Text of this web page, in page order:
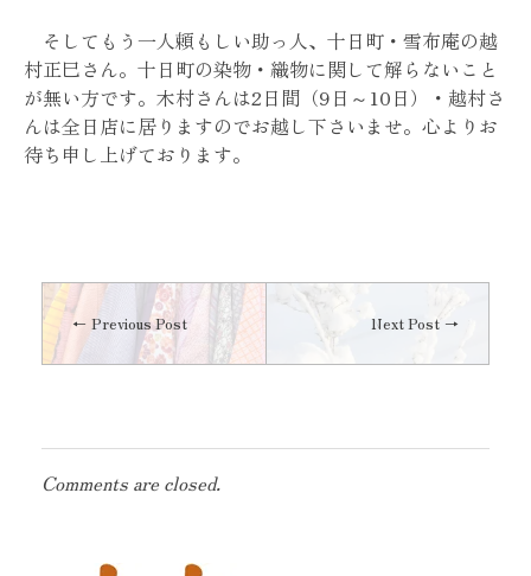
そしてもう一人頼もしい助っ人、十日町・雪布庵の越
村正巳さん。十日町の染物・織物に関して解らないこと
が無い方です。木村さんは2日間（9日～10日）・越村さ
んは全日店に居りますのでお越し下さいませ。心よりお
待ち申し上げております。
Previous Post Next Post
Comments are closed.